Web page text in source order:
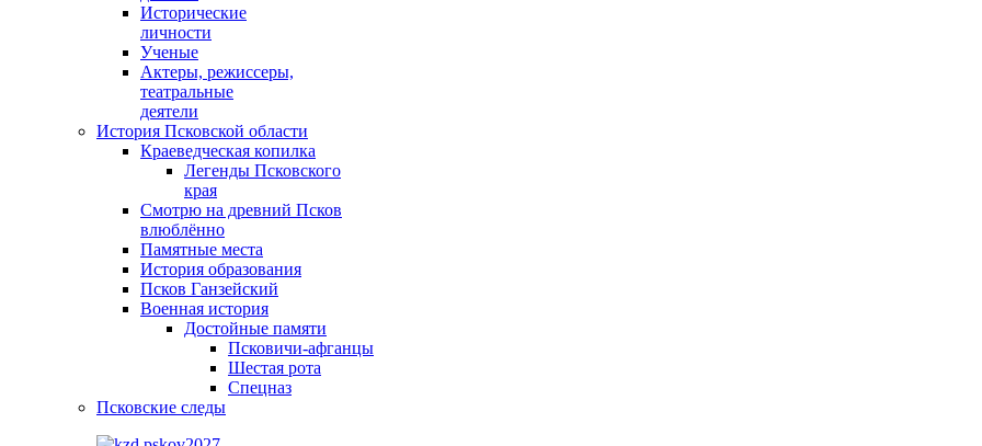
Исторические
личности
Ученые
Актеры, режиссеры,
театральные
деятели
История Псковской области
Краеведческая копилка
Легенды Псковского
края
Смотрю на древний Псков
влюблённо
Памятные места
История образования
Псков Ганзейский
Военная история
Достойные памяти
Псковичи-афганцы
Шестая рота
Спецназ
Псковские следы